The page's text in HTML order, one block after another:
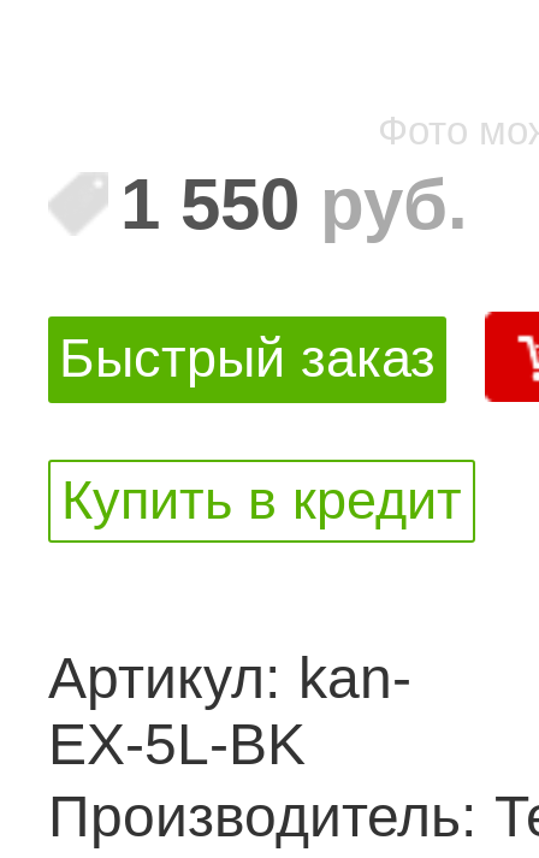
1 550 руб.
Быстрый заказ
Купить в кредит
Артикул: kan-
EX-5L-BK
Производитель:
Фото